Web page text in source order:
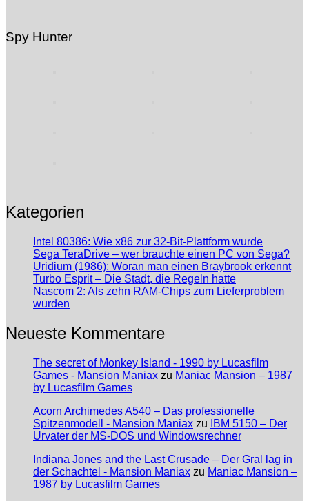
Spy Hunter
Kategorien
Intel 80386: Wie x86 zur 32-Bit-Plattform wurde
Sega TeraDrive – wer brauchte einen PC von Sega?
Uridium (1986): Woran man einen Braybrook erkennt
Turbo Esprit – Die Stadt, die Regeln hatte
Nascom 2: Als zehn RAM-Chips zum Lieferproblem
wurden
Neueste Kommentare
The secret of Monkey Island - 1990 by Lucasfilm
Games - Mansion Maniax zu Maniac Mansion – 1987
by Lucasfilm Games
Acorn Archimedes A540 – Das professionelle
Spitzenmodell - Mansion Maniax zu
IBM 5150 – Der
Urvater der MS-DOS und Windowsrechner
Indiana Jones and the Last Crusade – Der Gral lag in
der Schachtel - Mansion Maniax zu Maniac Mansion –
1987 by Lucasfilm Games